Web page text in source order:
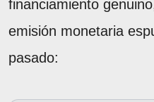
financiamiento
emisión monetaria
pasado: